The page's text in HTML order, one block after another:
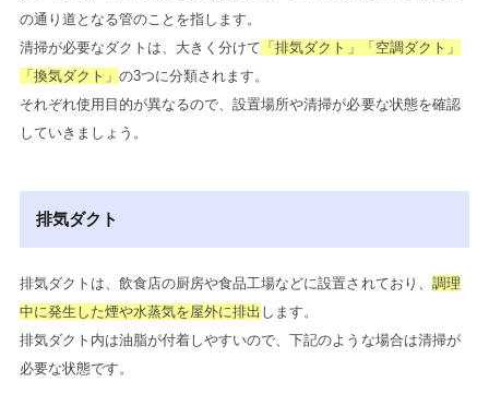
の通り道となる管のことを指します。
清掃が必要なダクトは、大きく分けて 「排気ダクト」「空調ダクト」
「換気ダクト」の3つに分類されます。
それぞれ使用目的が異なるので、設置場所や清掃が必要な状態を確認
していきましょう。
排気ダクト
排気ダクトは、飲食店の厨房や食品工場などに設置されており、 調理
中に発生した煙や水蒸気を屋外に排出 します。
排気ダクト内は油脂が付着しやすいので、下記のような場合は清掃が
必要な状態です。